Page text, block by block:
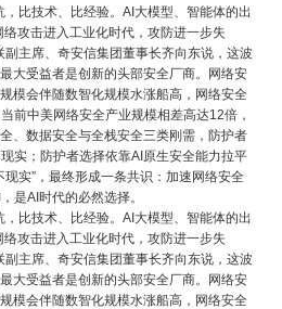
比技术、比经验。AI大模型、智能体的出
攻击进入工业化时代，攻防进一步失
副主席、奇安信集团董事长齐向东说，这波
大受益者是创新的头部安全厂商。网络安
模会伴随数智化规模水涨船高，网络安全
前中美网络安全产业规模相差高达12倍，
、数据安全与全栈安全三类刚需，防护者
实；防护者选择依靠AI原生安全能力拉平
实”，最终形成一条共识：加速网络安全
是AI时代的必然选择。
比技术、比经验。AI大模型、智能体的出
攻击进入工业化时代，攻防进一步失
副主席、奇安信集团董事长齐向东说，这波
大受益者是创新的头部安全厂商。网络安
模会伴随数智化规模水涨船高，网络安全